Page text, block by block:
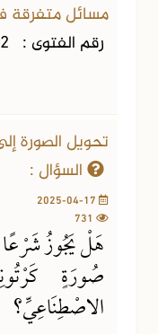
مسائل متفرقة
رقم الفتوى :
تحويل الصورة
السؤال :
هَلْ يَجُوزُ
صُورَةٍ
الاصْطِنَاعِيِّ؟